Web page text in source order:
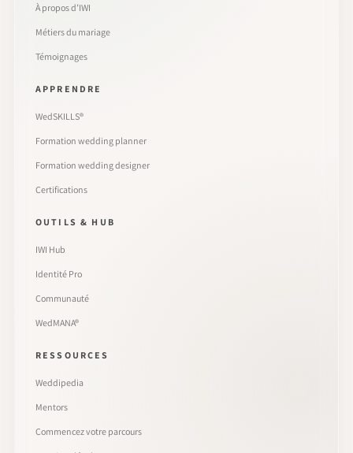
À propos d’IWI
Métiers du mariage
Témoignages
APPRENDRE
WedSKILLS®
Formation wedding planner
Formation wedding designer
Certifications
OUTILS & HUB
IWI Hub
Identité Pro
Communauté
WedMANA®
RESSOURCES
Weddipedia
Mentors
Commencez votre parcours